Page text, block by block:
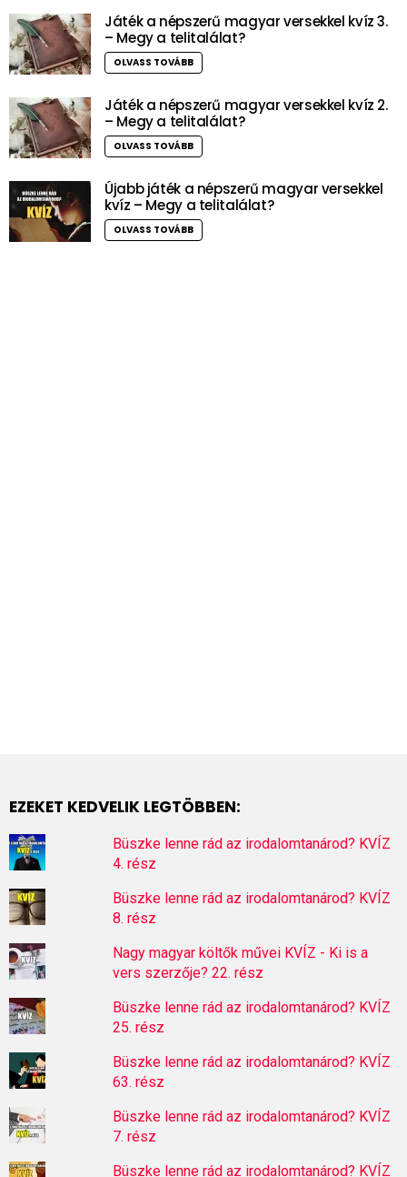
Játék a népszerű magyar versekkel kvíz 3.
– Megy a telitalálat?
OLVASS TOVÁBB
Játék a népszerű magyar versekkel kvíz 2.
– Megy a telitalálat?
OLVASS TOVÁBB
Újabb játék a népszerű magyar versekkel
kvíz – Megy a telitalálat?
OLVASS TOVÁBB
EZEKET KEDVELIK LEGTÖBBEN:
Büszke lenne rád az irodalomtanárod? KVÍZ
4. rész
Büszke lenne rád az irodalomtanárod? KVÍZ
8. rész
Nagy magyar költők művei KVÍZ - Ki is a
vers szerzője? 22. rész
Büszke lenne rád az irodalomtanárod? KVÍZ
25. rész
Büszke lenne rád az irodalomtanárod? KVÍZ
63. rész
Büszke lenne rád az irodalomtanárod? KVÍZ
7. rész
Büszke lenne rád az irodalomtanárod? KVÍZ